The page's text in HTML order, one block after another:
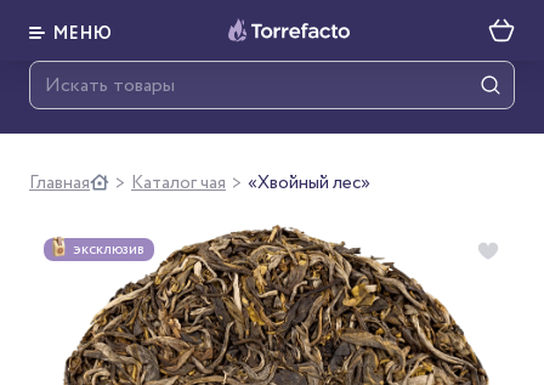
МЕНЮ
Главная > Каталог чая > «Хвойный лес»
ЭКСКЛЮЗИВ